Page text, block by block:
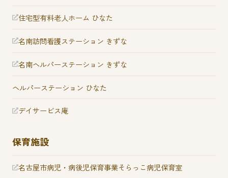
住宅型有料老人ホーム ひなた
名南訪問看護ステーション きずな
名南ヘルパーステーション きずな
ヘルパーステーション ひなた
デイサービス庵
保育施設
名古屋市病児・病後児保育事業そらっこ病児保育室